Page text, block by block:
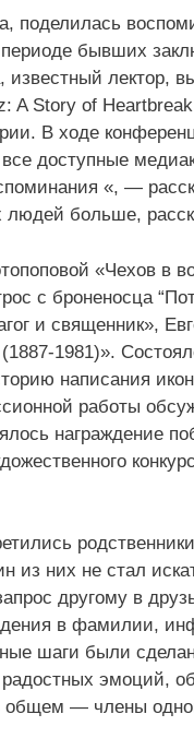
бывших
известный
A Story of
В ходе
доступные
«, —
больше,
«Чехов в
c броненосца
и священник»,
1981)».
написания
работы
награждение
из них не стал
другому в
в фамилии,
шаги были
эмоций,
— члены